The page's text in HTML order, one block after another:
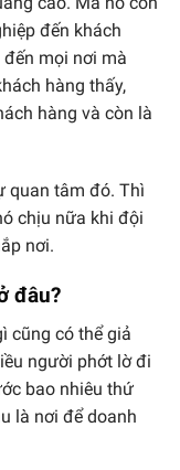
đến khách
mọi nơi mà
hàng thấy,
hàng và còn là
quan tâm đó. Thì
chịu nữa khi đội
nơi.
đâu?
cũng có thể giả
người phớt lờ đi
bao nhiêu thứ
là nơi để doanh